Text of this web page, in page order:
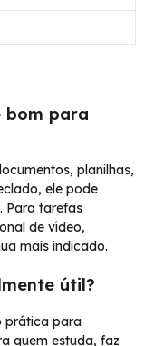
bom para
planilhas,
ele pode
Para tarefas
de vídeo,
mais indicado.
útil?
prática para
quem estuda, faz